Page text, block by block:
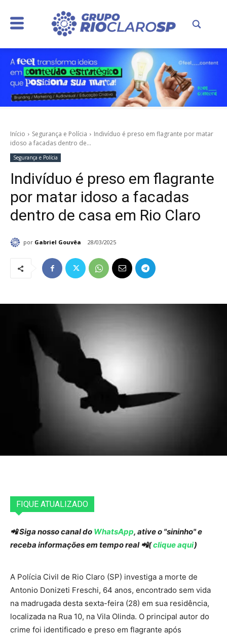
Início Segurança e Polícia
Indivíduo é preso em flagrante por matar
idoso a facadas dentro de...
Segurança e Polícia
Indivíduo é preso em flagrante
por matar idoso a facadas
dentro de casa em Rio Claro
por Gabriel Gouvêa 28/03/2025
FIQUE ATUALIZADO
📲 Siga nosso canal do WhatsApp, ative o "sininho" e
receba informações em tempo real 📲(clique aqui)
A Polícia Civil de Rio Claro (SP) investiga a morte de
Antonio Donizeti Freschi, 64 anos, encontrado sem vida
na madrugada desta sexta-feira (28) em sua residência,
localizada na Rua 10, na Vila Olinda. O principal autor do
crime foi identificado e preso em flagrante após